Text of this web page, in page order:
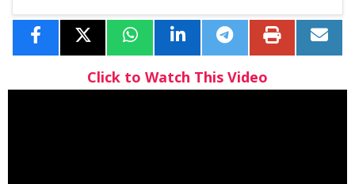
Click to Watch This Video